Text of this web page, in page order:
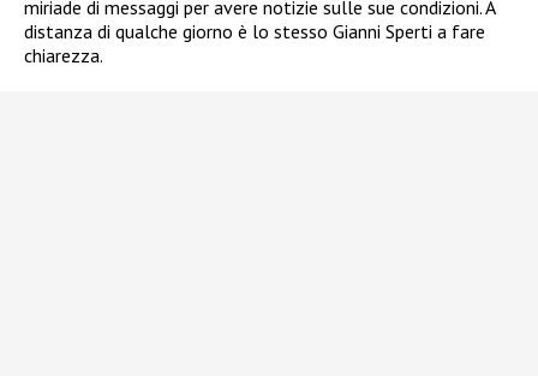
miriade di messaggi per avere notizie sulle sue condizioni. A
distanza di qualche giorno è lo stesso Gianni Sperti a fare
chiarezza.